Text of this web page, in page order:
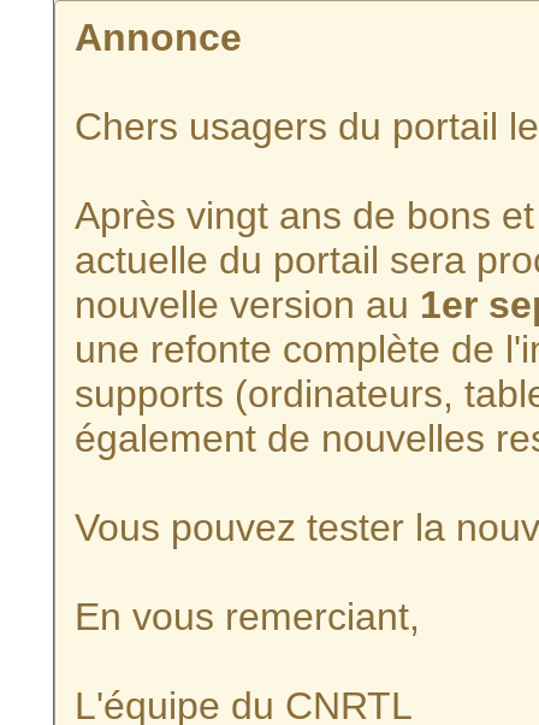
Annonce
Chers usagers du portail
Après vingt ans de bons
actuelle du portail sera
nouvelle version au 1er
une refonte complète de
supports (ordinateurs,
également de nouvelles
Vous pouvez tester la
En vous remerciant,
L'équipe du CNRTL